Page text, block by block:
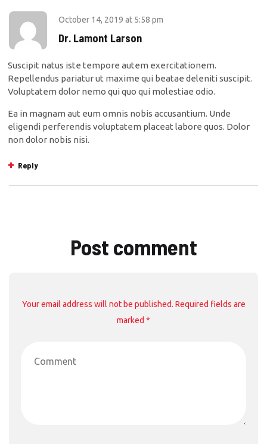
October 14, 2019 at 5:58 pm
Dr. Lamont Larson
Suscipit natus iste tempore autem exercitationem.
Repellendus pariatur ut maxime qui beatae deleniti suscipit.
Voluptatem dolor nemo qui quo qui molestiae odio.
Ea in magnam aut eum omnis nobis accusantium. Unde
eligendi perferendis voluptatem placeat labore quos. Dolor
non dolor nobis nisi.
Reply
Post comment
Your email address will not be published. Required fields are
marked *